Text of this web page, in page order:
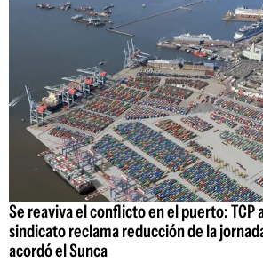
Se reaviva el conflicto en el puerto: TCP
sindicato reclama reducción de la
acordó el Sunca